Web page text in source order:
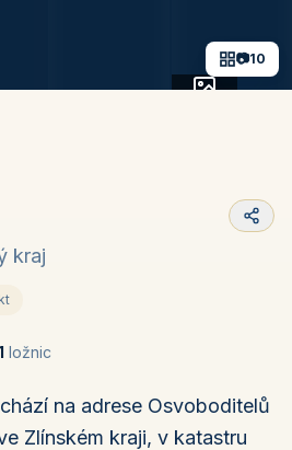
📷10
kraj
ložnic
na adrese Osvoboditelů
Zlínském kraji, v katastru